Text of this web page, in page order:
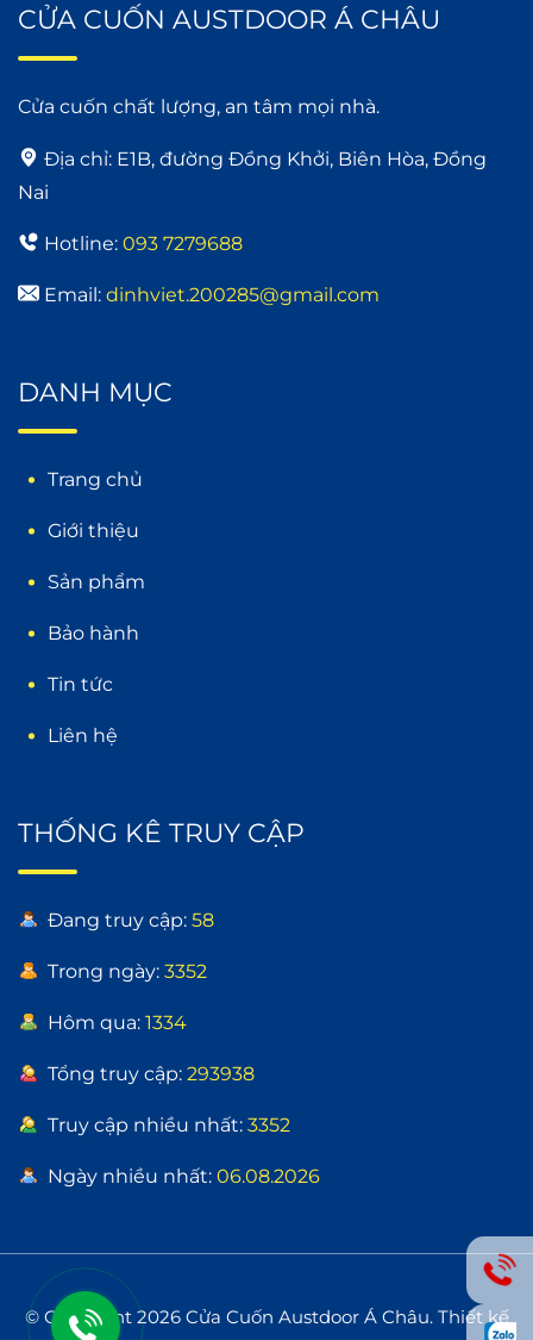
CỬA CUỐN AUSTDOOR Á CHÂU
Cửa cuốn chất lượng, an tâm mọi nhà.
Địa chỉ: E1B, đường Đồng Khởi, Biên Hòa, Đồng
Nai
Hotline: 093 7279688
Email: dinhviet.200285@gmail.com
DANH MỤC
Trang chủ
Giới thiệu
Sản phẩm
Bảo hành
Tin tức
Liên hệ
THỐNG KÊ TRUY CẬP
Đang truy cập: 58
Trong ngày: 3352
Hôm qua: 1334
Tổng truy cập: 293938
Truy cập nhiều nhất: 3352
Ngày nhiều nhất: 06.08.2026
© Copyright 2026 Cửa Cuốn Austdoor Á Châu. Thiết kế